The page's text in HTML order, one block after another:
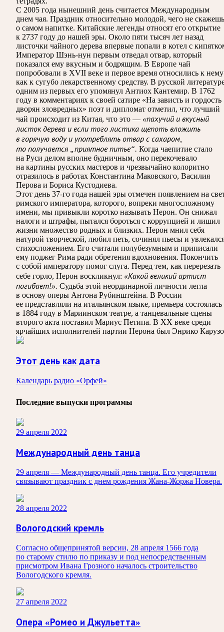
С 2005 года нынешний день считается Международным
днем чая. Праздник относительно молодой, чего не скажешь
о самом напитке. Китайские легенды относят его открытие
к 2737 году до нашей эры. Около пяти тысяч лет назад
листочки чайного дерева впервые попали в котел с
Император Шэнь-нун первым отведал отвар, который
показался ему вкусным и бодрящим. В Европе чай
попробовали в XVII веке и первое время относились к нему
как к сугубо лекарственному средству. В русской
одним из первых его упомянул Антиох Кантемир. В 1762
году в комментариях к своей сатире «На зависть и гордость
дворян зловредных» поэт и дипломат отметил, что лучший
чай происходит из Китая, что это — «пахучий и вкусный
листок дерева и если того листика щепоть вложить
в горячую воду и употреблять отвар с сахаром,
то получается „приятное питье“. Когда чаепитие стало
на Руси делом вполне будничным, оно перекочевало
на картины русских мастеров и чрезвычайно колоритно
отразилось в работах Константина Маковского, Василия
Перова и Бориса Кустодиева.
Этот день 37-го года нашей эры отмечен появлением на
римского императора, которого, вопреки многосложному
имени, мы привыкли коротко называть Нерон. Он снижал
налоги и штрафы, пытался бороться с коррупцией и лишил
жизни множество родных и близких. Нерон мнил себя
натурой творческой, любил петь, сочинял пьесы и
стихосложением. Его считали полубезумным и приписали
ему поджег Рима ради обретения вдохновения. Покончить
с собой императору помог слуга. Перед тем, как перерезать
себе горло, Нерон воскликнул: «Какой великий артист
погибает!». Судьба этой неординарной личности легла
в основу оперы Антона Рубинштейна. В России
ее представляли на итальянском языке, премьера состоялась
в 1884 году в Мариинском театре, а танцевальные сцены
второго акта поставил Мариус Петипа. В ХХ веке среди
ярчайших исполнителей партии Нерона был Энрико
Этот день как дата
Календарь радио «Орфей»
Последние выпуски программы
29 апреля 2022
Международный день танца
29 апреля — Международный день танца. Его учредители
связывают праздник с днем рождения Жана-Жоржа Новера.
28 апреля 2022
Вологодский кремль
Согласно общепринятой версии, 28 апреля 1566 года
по старому стилю по приказу и под непосредственным
присмотром Ивана Грозного началось строительство
Вологодского кремля.
27 апреля 2022
Опера «Ромео и Джульетта»